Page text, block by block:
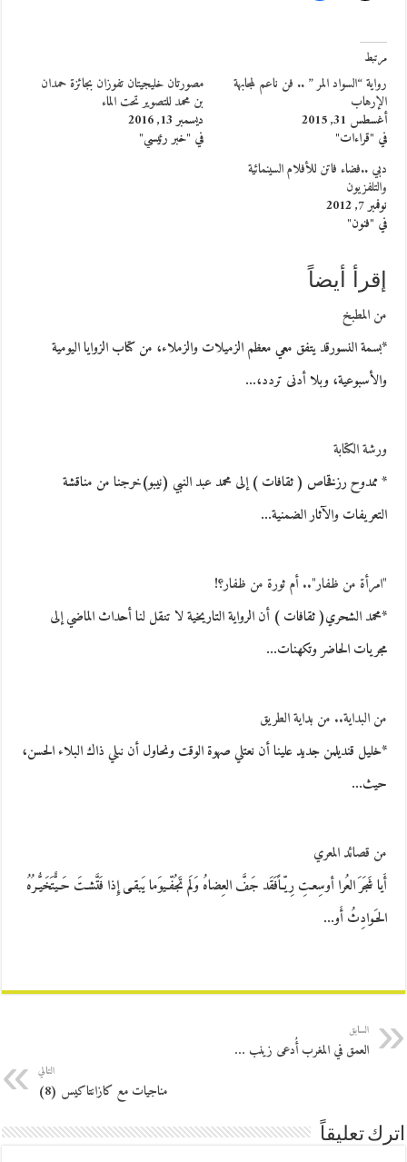
مرتبط
رواية “السواد المر ” .. فن ناعم لمجابهة
الإرهاب
أغسطس 31, 2015
في "قراءات"
مصورتان خليجيتان تفوزان بجائزة حمدان
بن محمد للتصوير تحت الماء
ديسمبر 13, 2016
في "خبر رئيسي"
دبي ..فضاء فاتن للأفلام السينمائية
والتلفزيون
نوفمبر 7, 2012
في "فنون"
إقرأ أيضاً
من المطبخ
*بسمة النسورقد يتفق معي معظم الزميلات والزملاء، من كتاب الزوايا اليومية
والأسبوعية، وبلا أدنى تردد،…
ورشة الكتابة
* ممدوح رزقخاص ( ثقافات ) إلى محمد عبد النبي (نيبو)خرجنا من مناقشة
التعريفات والآثار الضمنية…
"امرأة من ظفار".. أم ثورة من ظفار؟!
*محمد الشحري( ثقافات ) أن الرواية التاريخية لا تنقل لنا أحداث الماضي إلى
مجريات الحاضر وتكهنات…
من البداية.. من بداية الطريق
*خليل قنديلمن جديد علينا أن نعتلي صهوة الوقت ونحاول أن نبلي ذاك البلاء الحسن،
حيث…
من قصائد المعري
أَيا شَجَرَ العُرا أوسِعـتِ رِيّـاًفَقَد جَفَّ العِضاهُ وَلَم تَجُفّـيوَما يَبقـى إِذا فَتَّشـتَ حَـيٌّتَخَيُّـرُهُ
الحَـوادِثُ أَو…
السابق
العمق في المغرب أُدعى زينب …
التالي
مناجيات مع كازانتاكيس (8)
اترك تعليقاً